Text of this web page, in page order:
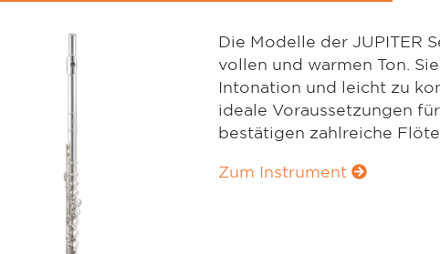
Die Modelle der JUPITER
vollen und warmen Ton.
Intonation und leicht zu
ideale Voraussetzungen
bestätigen zahlreiche
Zum Instrument